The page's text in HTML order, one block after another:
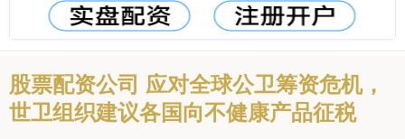
股票配资公司 应对全球公卫筹资危机，
世卫组织建议各国向不健康产品征税